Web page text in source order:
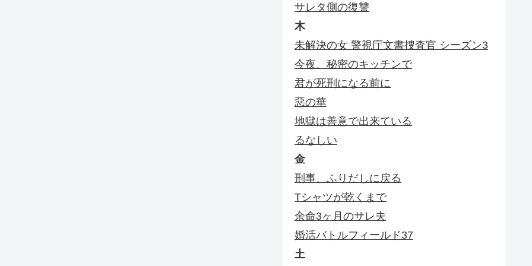
サレタ側の復讐
木
未解決の女 警視庁文書捜査官 シーズン3
今夜、秘密のキッチンで
君が死刑になる前に
惡の華
地獄は善意で出来ている
るなしい
金
刑事、ふりだしに戻る
Tシャツが乾くまで
余命3ヶ月のサレ夫
婚活バトルフィールド37
土